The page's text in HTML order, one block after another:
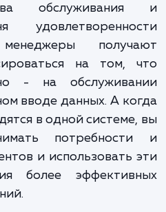
сайта
CRM, у вас
что
менеджеры
на том,
- на